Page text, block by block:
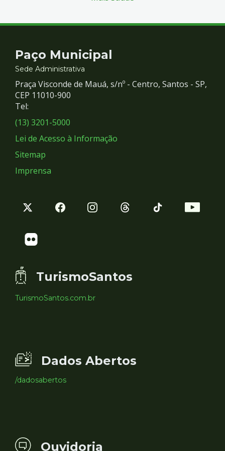
Contato
e
Redes
Sociais
Paço Municipal
Sede Administrativa
Praça Visconde de Mauá, s/nº - Centro, Santos - SP,
CEP 11010-900
Tel:
(13) 3201-5000
Lei de Acesso à Informação
Sitemap
Imprensa
TurismoSantos
TurismoSantos.com.br
Dados Abertos
/dadosabertos
Ouvidoria